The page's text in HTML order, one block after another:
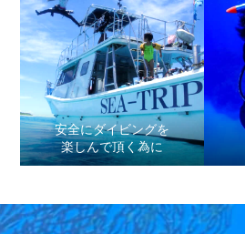
安全にダイビングを
楽しんで頂く為に